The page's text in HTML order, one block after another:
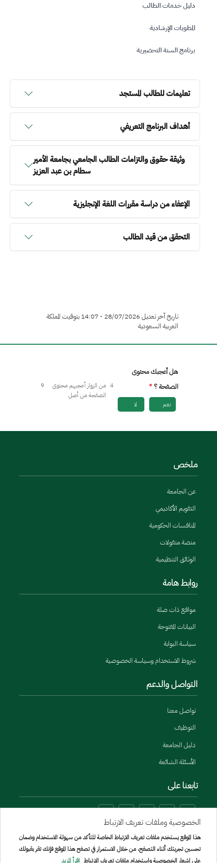
دليل خدمات الطالب
المطويات الإرشادية
برنامج السنة التحضيرية
تعليمات للطالب المستجد
أهداف البرنامج التعريفي
وثيقة حقوق والتزامات الطالب الجامعي بجامعة الأمير
سطام بن عبد العزيز
الإعفاء من دراسة مقررات اللغة الإنجليزية
التحقق من قيد الطالب
تاريخ آخر تعديل 28/07/2026 - 14:07 بتوقيت المملكة
العربية السعودية
هل أعجبك محتوى
الصفحة ؟
نعم لا
4 من الزوار أعجبهم محتوى
الصفحة من أصل
9
ملخص
عن الجامعة
التقويم الأكاديمي
المنافسات الحكومية
منصة منقولات
الوثائق التنظيمية
روابط هامة
مواقع ذات صلة
البيانات المفتوحة
سياسة البوابة
شروط الاستخدام وسياسة الخصوصية
التواصل والدعم
تواصل معنا
التوظيف
دليل الجامعة
الأسئلة الشائعة
تابعنا على
الخصوصية وملفات تعريف الارتباط
هذا الموقع يستخدم ملفات تعريف الارتباط الخاصة للتأكد من سهولة الاستخدام وضمان
تحسين تجربتك أثناء التصفح، من خلال الاستمرار في تصفح هذا الموقع فإنك تقر بقبولك
على إشعار الخصوصية واستخدام ملفات تعريف الارتباط اقرأ المزيد